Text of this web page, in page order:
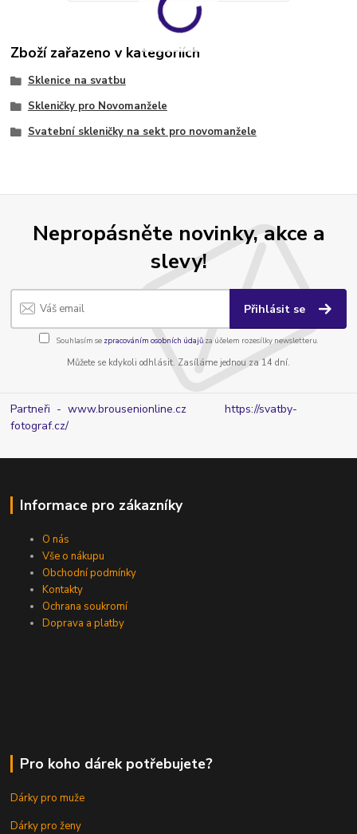
Zboží zařazeno v kategoriích
Sklenice na svatbu
Skleničky pro Novomanžele
Svatební skleničky na sekt pro novomanžele
Nepropásněte novinky, akce a
slevy!
Přihlásit se
Souhlasím se zpracováním osobních údajůza účelem rozesílky newsletteru.
Můžete se kdykoli odhlásit. Zasíláme jednou za 14 dní.
Partneři - www.brousenionline.czhttps://svatby-
fotograf.cz/
Informace pro zákazníky
O nás
Vše o nákupu
Obchodní podmínky
Kontakty
Ochrana soukromí
Doprava a platby
Pro koho dárek potřebujete?
Dárky pro muže
Dárky pro ženy